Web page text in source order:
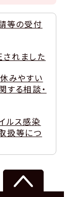
等の受付
れました
みやすい
る相談・
ルス感染
扱等につ